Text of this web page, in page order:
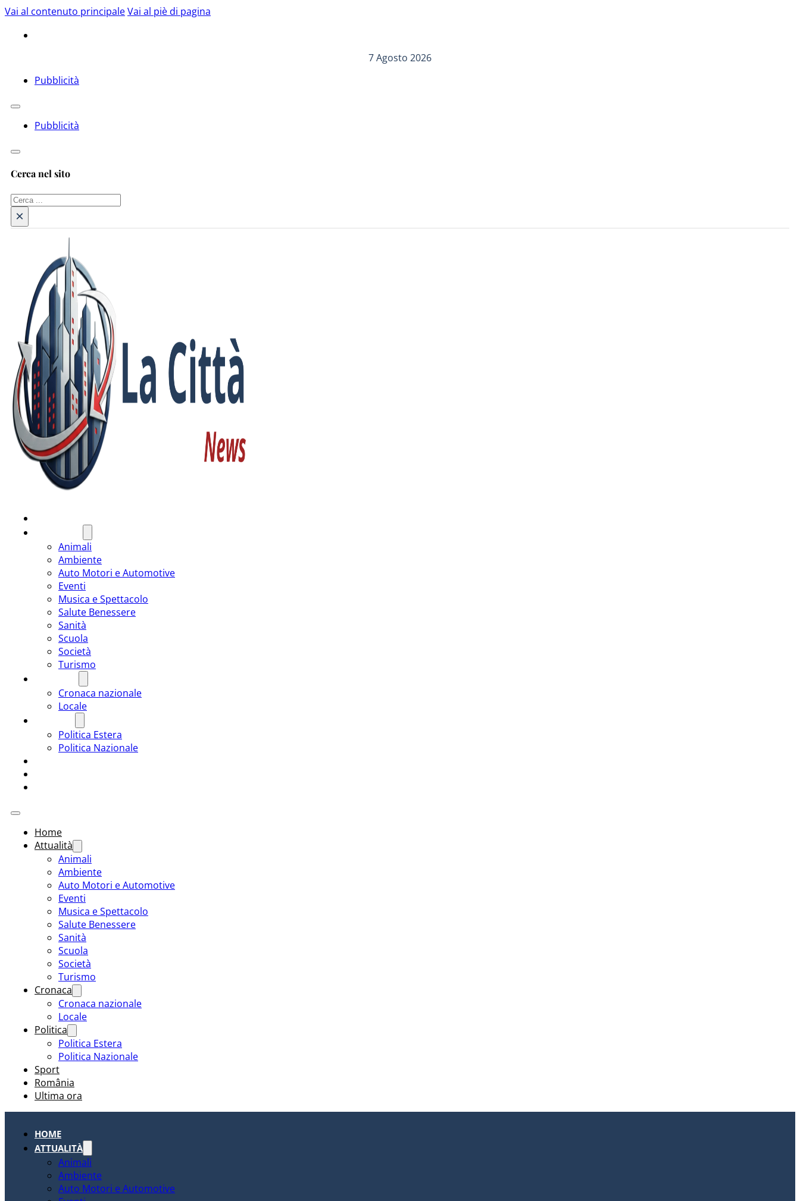
Vai al contenuto principaleVai al piè di pagina
7 Agosto 2026
Pubblicità
Pubblicità
Cerca nel sito
Cerca
×
Animali
Ambiente
Auto Motori e Automotive
Eventi
Musica e Spettacolo
Salute Benessere
Sanità
Scuola
Società
Turismo
Cronaca nazionale
Locale
Politica Estera
Politica Nazionale
Home
Attualità
Animali
Ambiente
Auto Motori e Automotive
Eventi
Musica e Spettacolo
Salute Benessere
Sanità
Scuola
Società
Turismo
Cronaca
Cronaca nazionale
Locale
Politica
Politica Estera
Politica Nazionale
Sport
România
Ultima ora
HOME
ATTUALITÀ
Animali
Ambiente
Auto Motori e Automotive